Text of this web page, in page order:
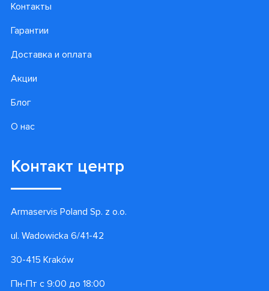
Контакты
Гарантии
Доставка и оплата
Акции
Блог
О нас
Контакт центр
Armaservis Poland Sp. z o.o.
ul. Wadowicka 6/41-42
30-415 Kraków
Пн-Пт с 9:00 до 18:00